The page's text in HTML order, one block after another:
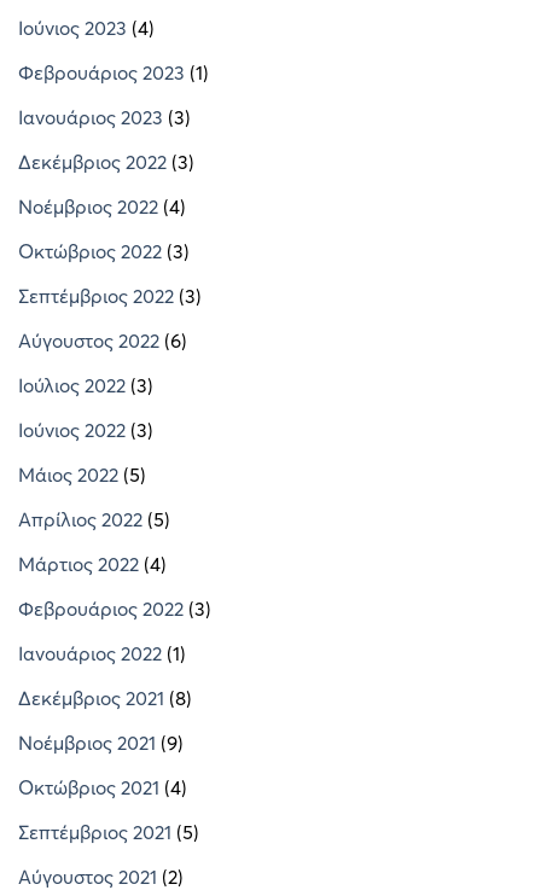
Ιούνιος 2023 (4)
Φεβρουάριος 2023 (1)
Ιανουάριος 2023 (3)
Δεκέμβριος 2022 (3)
Νοέμβριος 2022 (4)
Οκτώβριος 2022 (3)
Σεπτέμβριος 2022 (3)
Αύγουστος 2022 (6)
Ιούλιος 2022 (3)
Ιούνιος 2022 (3)
Μάιος 2022 (5)
Απρίλιος 2022 (5)
Μάρτιος 2022 (4)
Φεβρουάριος 2022 (3)
Ιανουάριος 2022 (1)
Δεκέμβριος 2021 (8)
Νοέμβριος 2021 (9)
Οκτώβριος 2021 (4)
Σεπτέμβριος 2021 (5)
Αύγουστος 2021 (2)